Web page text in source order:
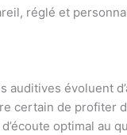
réglé et
auditives évoluent
certain de profiter
optimal au